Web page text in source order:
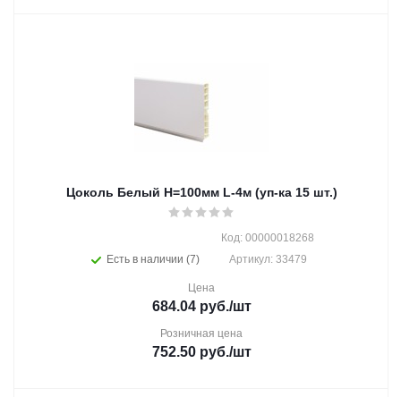
Цоколь Белый Н=100мм L-4м (уп-ка 15 шт.)
Есть в наличии (7)
Код: 00000018268
Артикул: 33479
Цена
684.04руб./шт
Розничная цена
752.50руб./шт